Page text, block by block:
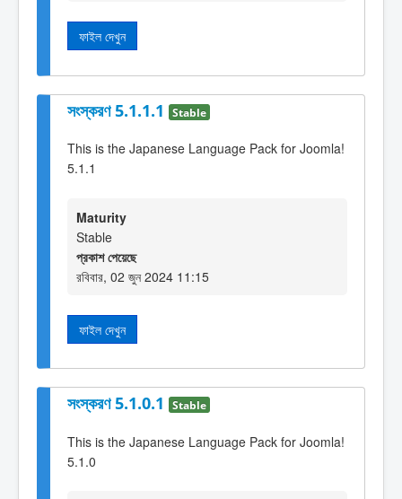
ফাইল দেখুন
সংস্করণ 5.1.1.1 Stable
This is the Japanese Language Pack for Joomla!
5.1.1
Maturity
Stable
প্রকাশ পেয়েছে
রবিবার, 02 জুন 2024 11:15
ফাইল দেখুন
সংস্করণ 5.1.0.1 Stable
This is the Japanese Language Pack for Joomla!
5.1.0